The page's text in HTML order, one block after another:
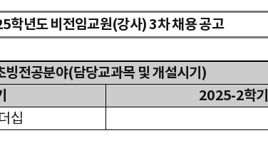
학년도 비전임교원(강사) 3차 채용 공고
빙전공분야(담당교과목 및 개설시기)
2025-2학기
십